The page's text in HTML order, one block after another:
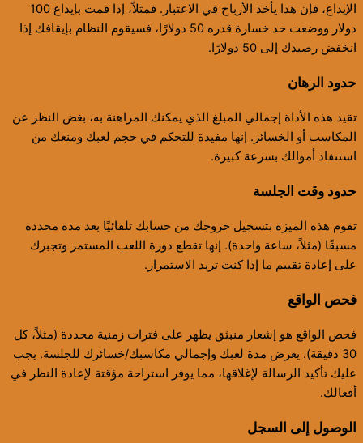
الإيداع، فإن هذا يأخذ الأرباح في الاعتبار. فمثلاً، إذا قمت بإيداع 100
دولار ووضعت حد خسارة قدره 50 دولارًا، فسيقوم النظام بإيقافك إذا
انخفض رصيدك إلى 50 دولارًا.
حدود الرهان
تقيد هذه الأداة إجمالي المبلغ الذي يمكنك المراهنة به، بغض النظر عن
المكاسب أو الخسائر. إنها مفيدة للتحكم في حجم لعبك ومنعك من
استنفاد أموالك بسرعة كبيرة.
حدود وقت الجلسة
تقوم هذه الميزة بتسجيل خروجك من حسابك تلقائيًا بعد مدة محددة
مسبقًا (مثلاً، ساعة واحدة). إنها تقطع دورة اللعب المستمر وتجبرك
على إعادة تقييم ما إذا كنت تريد الاستمرار.
فحص الواقع
فحص الواقع هو إشعار منبثق يظهر على فترات زمنية محددة (مثلاً، كل
30 دقيقة). يعرض مدة لعبك وإجمالي مكاسبك/خسائرك للجلسة. يجب
عليك تأكيد الرسالة لإغلاقها، مما يوفر استراحة مؤقتة لإعادة النظر في
أفعالك.
الوصول إلى السجل